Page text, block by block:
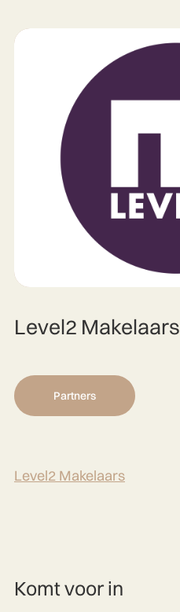
Level2 Makelaars
Partners
Level2 Makelaars
Komt voor in